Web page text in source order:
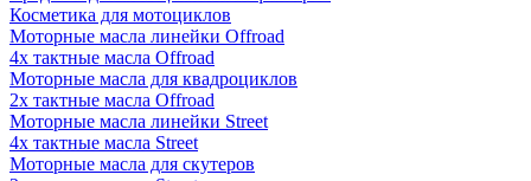
Косметика для мотоциклов
Моторные масла линейки Offroad
4х тактные масла Offroad
Моторные масла для квадроциклов
2х тактные масла Offroad
Моторные масла линейки Street
4х тактные масла Street
Моторные масла для скутеров